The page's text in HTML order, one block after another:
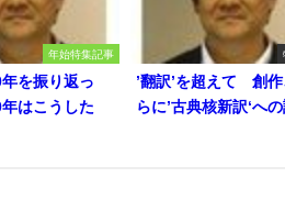
年始特集記事
を振り返っ
はこうした
’翻訳’を超えて 創作
らに’古典核新訳‘へ